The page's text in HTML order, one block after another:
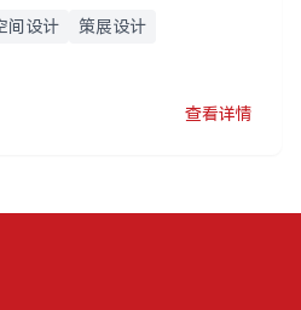
间设计 策展设计
查看详情